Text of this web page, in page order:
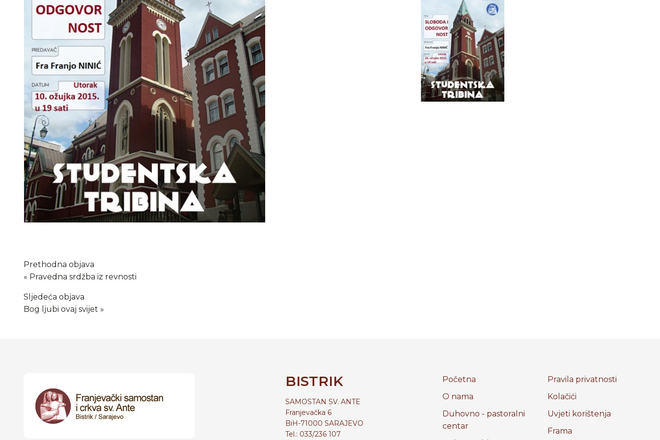
Prethodna objava
Pravedna srdžba iz revnosti
Sljedeća objava
Bog ljubi ovaj svijet
BISTRIK
SAMOSTAN SV. ANTE
Franjevačka 6
BiH-71000 SARAJEVO
Tel.: 033/236 107
Početna
O nama
Duhovno - pastoralni
centar
Pravila privatnosti
Kolačići
Uvjeti korištenja
Frama